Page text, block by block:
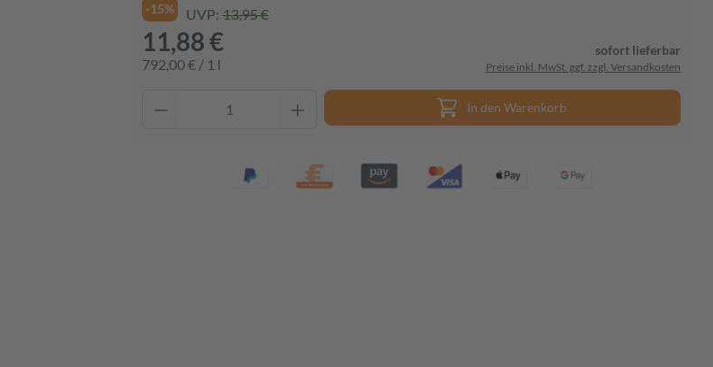
-15% UVP: 13,95 €
11,88 €
792,00 € / 1 l
sofort lieferbar
Preise inkl. MwSt. ggf. zzgl. Versandkosten
In den Warenkorb